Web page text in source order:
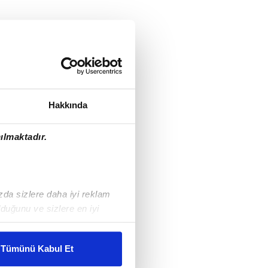
Hakkında
sizlere daha iyi reklam
ve sizlere en iyi
karşılamak
Tümünü Kabul Et